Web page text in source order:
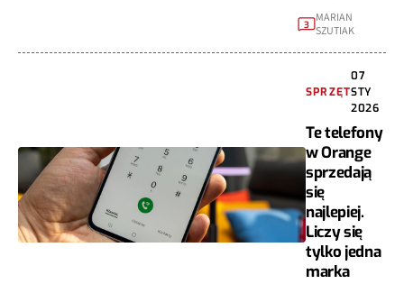
3 MARIAN
SZUTIAK
SPRZĘT
07
STY
2026
Te telefony
w Orange
sprzedają
się
najlepiej.
Liczy się
tylko jedna
marka